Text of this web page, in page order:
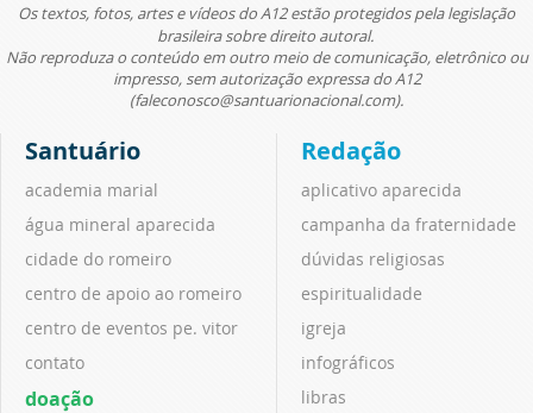
Os textos, fotos, artes e vídeos do A12 estão protegidos pela legislação
brasileira sobre direito autoral.
Não reproduza o conteúdo em outro meio de comunicação, eletrônico ou
impresso, sem autorização expressa do A12
(faleconosco@santuarionacional.com).
Santuário
academia marial
água mineral aparecida
cidade do romeiro
centro de apoio ao romeiro
centro de eventos pe. vitor
contato
doação
Redação
aplicativo aparecida
campanha da fraternidade
dúvidas religiosas
espiritualidade
igreja
infográficos
libras